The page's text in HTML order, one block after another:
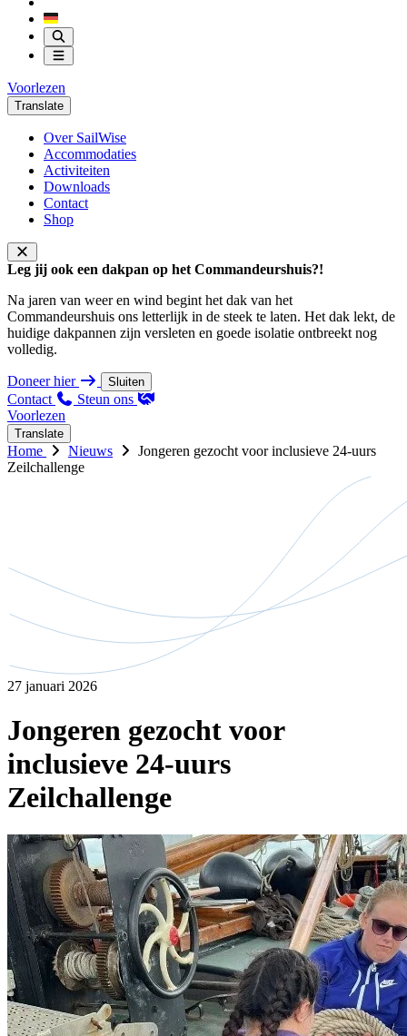
Voorlezen
Translate
Over SailWise
Accommodaties
Activiteiten
Downloads
Contact
Shop
Leg jij ook een dakpan op het Commandeurshuis?!
Na jaren van weer en wind begint het dak van het
Commandeurshuis ons letterlijk in de steek te laten. Het dak lekt, de
huidige dakpannen zijn versleten en goede isolatie ontbreekt nog
volledig.
Doneer hier Sluiten
Contact
Steun ons
Voorlezen
Translate
Home Nieuws
Jongeren gezocht voor inclusieve 24-uurs
Zeilchallenge
27 januari 2026
Jongeren gezocht voor
inclusieve 24-uurs
Zeilchallenge